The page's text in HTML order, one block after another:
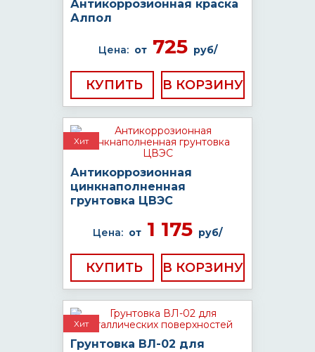
Антикоррозионная краска
Алпол
Цена: от725 руб/
КУПИТЬ
Хит
Антикоррозионная
цинкнаполненная
грунтовка ЦВЭС
Цена: от 1 175 руб/
КУПИТЬ
Хит
Грунтовка ВЛ-02 для